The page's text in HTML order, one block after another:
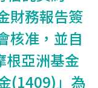
財務報告簽
核准，並自
根亞洲基金
(1409)」為